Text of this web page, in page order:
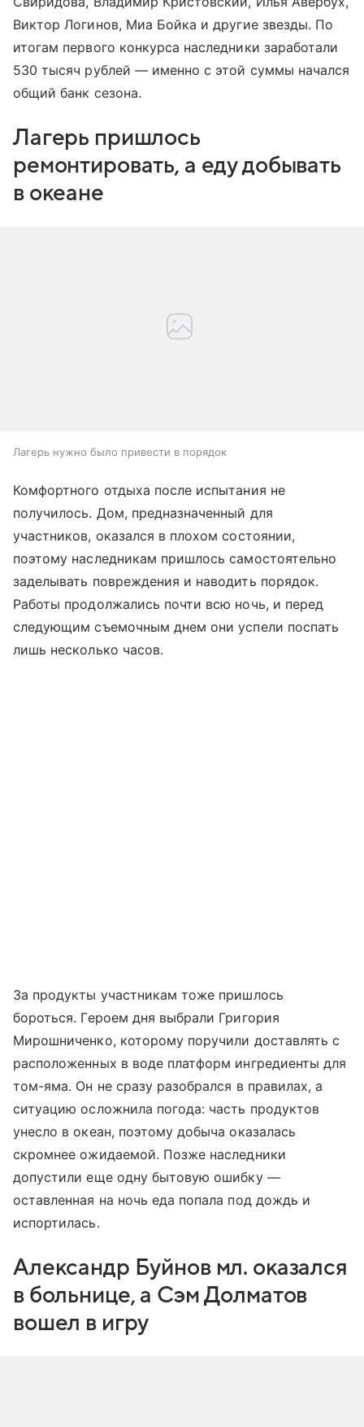
Виктор Логинов, Миа Бойка и другие звезды. По
итогам первого конкурса наследники заработали
530 тысяч рублей — именно с этой суммы начался
общий банк сезона.
Лагерь пришлось
ремонтировать, а еду добывать
в океане
Лагерь нужно было привести в порядок
Комфортного отдыха после испытания не
получилось. Дом, предназначенный для
участников, оказался в плохом состоянии,
поэтому наследникам пришлось самостоятельно
заделывать повреждения и наводить порядок.
Работы продолжались почти всю ночь, и перед
следующим съемочным днем они успели поспать
лишь несколько часов.
За продукты участникам тоже пришлось
бороться. Героем дня выбрали Григория
Мирошниченко, которому поручили доставлять с
расположенных в воде платформ ингредиенты для
том-яма. Он не сразу разобрался в правилах, а
ситуацию осложнила погода: часть продуктов
унесло в океан, поэтому добыча оказалась
скромнее ожидаемой. Позже наследники
допустили еще одну бытовую ошибку —
оставленная на ночь еда попала под дождь и
испортилась.
Александр Буйнов мл. оказался
в больнице, а Сэм Долматов
вошел в игру